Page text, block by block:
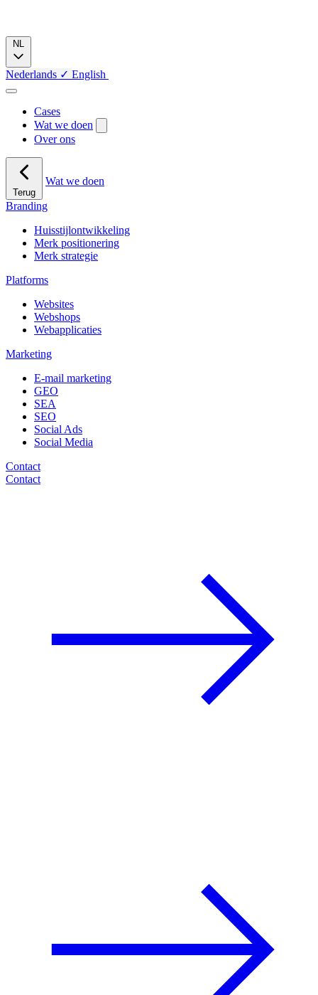
NL
Nederlands ✓ English
Cases
Wat we doen
Over ons
Terug
Wat we doen
Branding
Huisstijlontwikkeling
Merk positionering
Merk strategie
Platforms
Websites
Webshops
Webapplicaties
Marketing
E-mail marketing
GEO
SEA
SEO
Social Ads
Social Media
Contact
Contact